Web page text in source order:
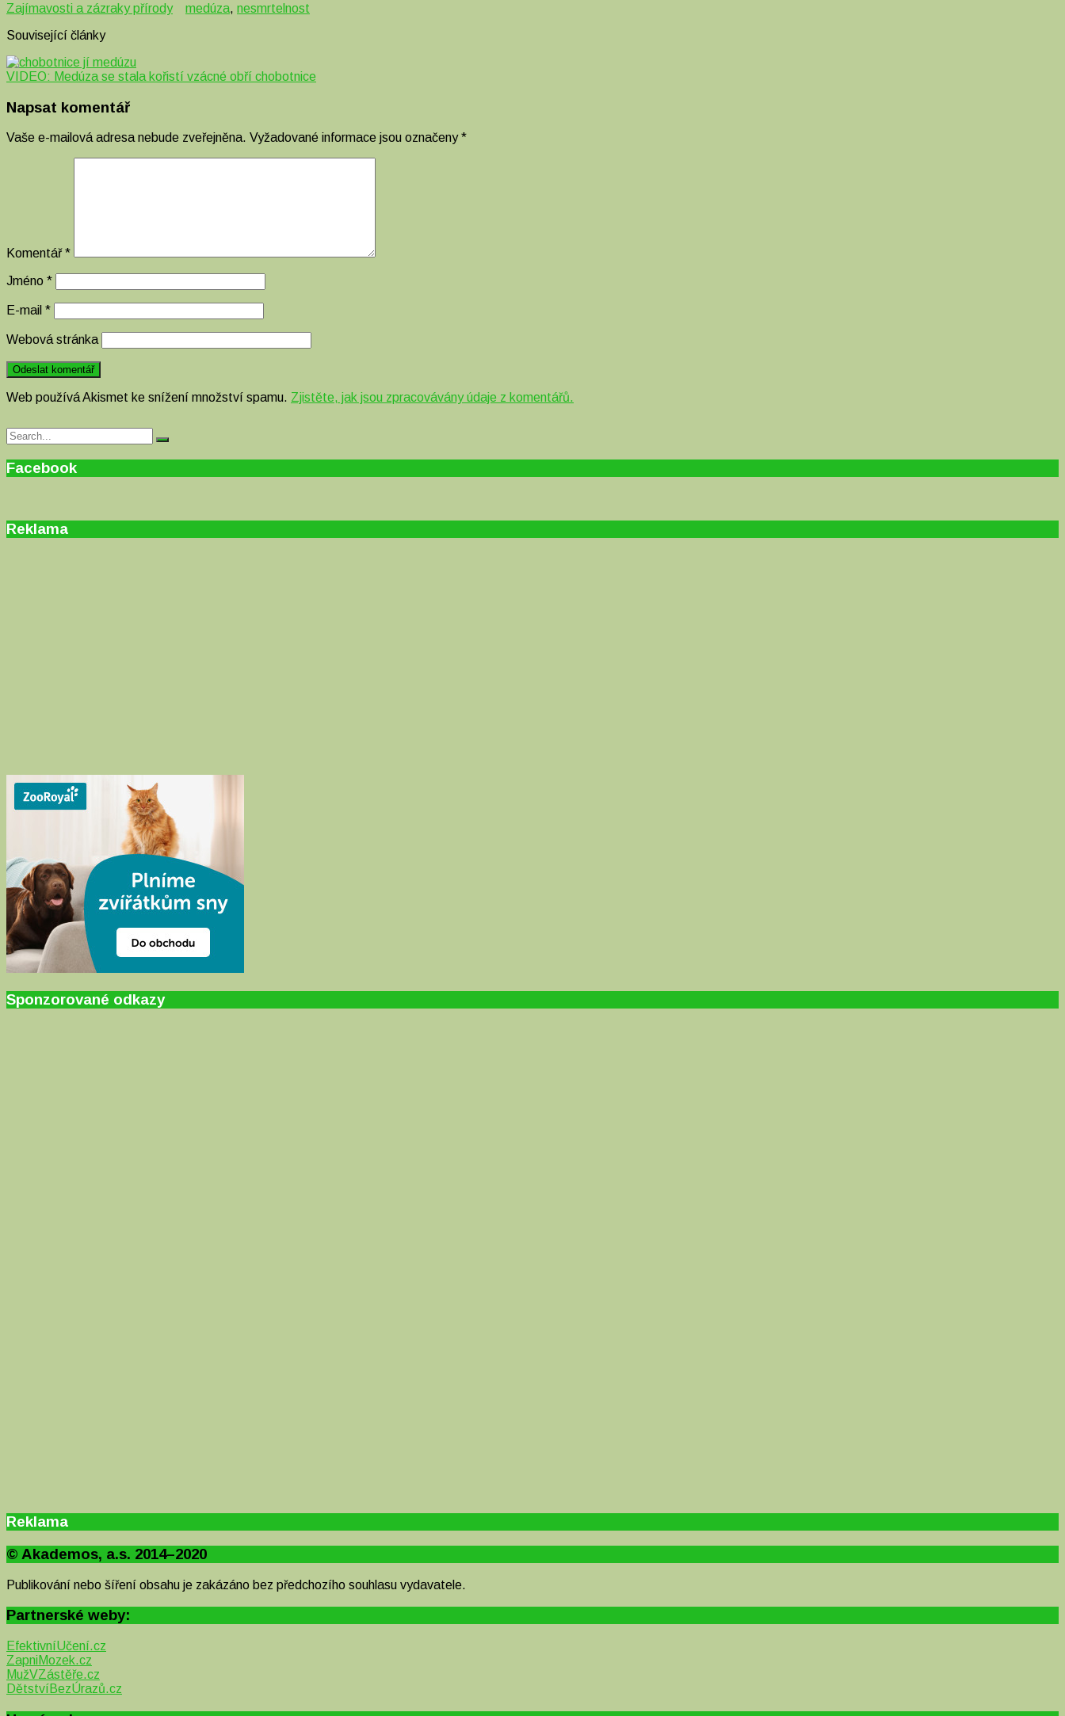
Zajímavosti a zázraky přírody
medúza, nesmrtelnost
Související články
VIDEO: Medúza se stala kořistí vzácné obří chobotnice
Napsat komentář
Vaše e-mailová adresa nebude zveřejněna. Vyžadované informace jsou označeny*
Komentář*
Jméno *
E-mail *
Webová stránka
Web používá Akismet ke snížení množství spamu. Zjistěte, jak jsou zpracovávány údaje z komentářů.
Search
for:
Search
Facebook
Reklama
Sponzorované odkazy
Reklama
© Akademos, a.s. 2014–2020
Publikování nebo šíření obsahu je zakázáno bez předchozího souhlasu vydavatele.
Partnerské weby:
EfektivníUčení.cz
ZapniMozek.cz
MužVZástěře.cz
DětstvíBezÚrazů.cz